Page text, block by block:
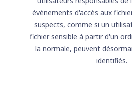
événements d'accès aux
suspects, comme si un
fichier sensible à partir d'un
la normale, peuvent
identifiés.